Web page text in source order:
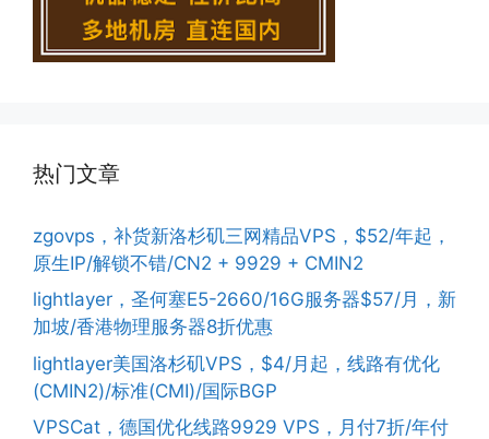
热门文章
zgovps，补货新洛杉矶三网精品VPS，$52/年起，
原生IP/解锁不错/CN2 + 9929 + CMIN2
lightlayer，圣何塞E5-2660/16G服务器$57/月，新
加坡/香港物理服务器8折优惠
lightlayer美国洛杉矶VPS，$4/月起，线路有优化
(CMIN2)/标准(CMI)/国际BGP
VPSCat，德国优化线路9929 VPS，月付7折/年付